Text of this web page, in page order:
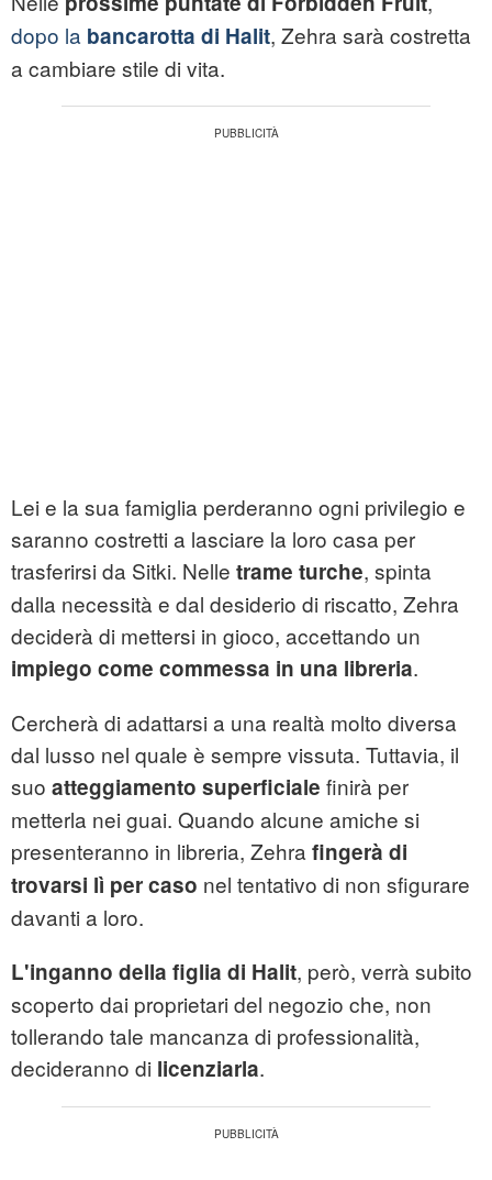
dopo la bancarotta di Halit, Zehra sarà costretta
a cambiare stile di vita.
Lei e la sua famiglia perderanno ogni privilegio e
saranno costretti a lasciare la loro casa per
trasferirsi da Sitki. Nelle trame turche, spinta
dalla necessità e dal desiderio di riscatto, Zehra
deciderà di mettersi in gioco, accettando un
impiego come commessa in una libreria.
Cercherà di adattarsi a una realtà molto diversa
dal lusso nel quale è sempre vissuta. Tuttavia, il
suo atteggiamento superficiale finirà per
metterla nei guai. Quando alcune amiche si
presenteranno in libreria, Zehra fingerà di
trovarsi lì per caso nel tentativo di non sfigurare
davanti a loro.
L'inganno della figlia di Halit, però, verrà subito
scoperto dai proprietari del negozio che, non
tollerando tale mancanza di professionalità,
decideranno di licenziarla.